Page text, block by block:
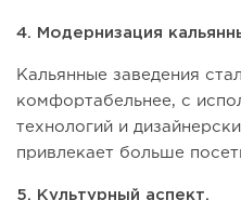
4. Модернизация
Кальянные заведения
комфортабельнее, с
технологий и
привлекает больше
5, Культурный аспект.